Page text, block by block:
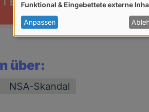
über:
NSA-Skandal
von
personenbezogenen
Daten
Cookies
Funktional & Eingebettete externe
Anpassen